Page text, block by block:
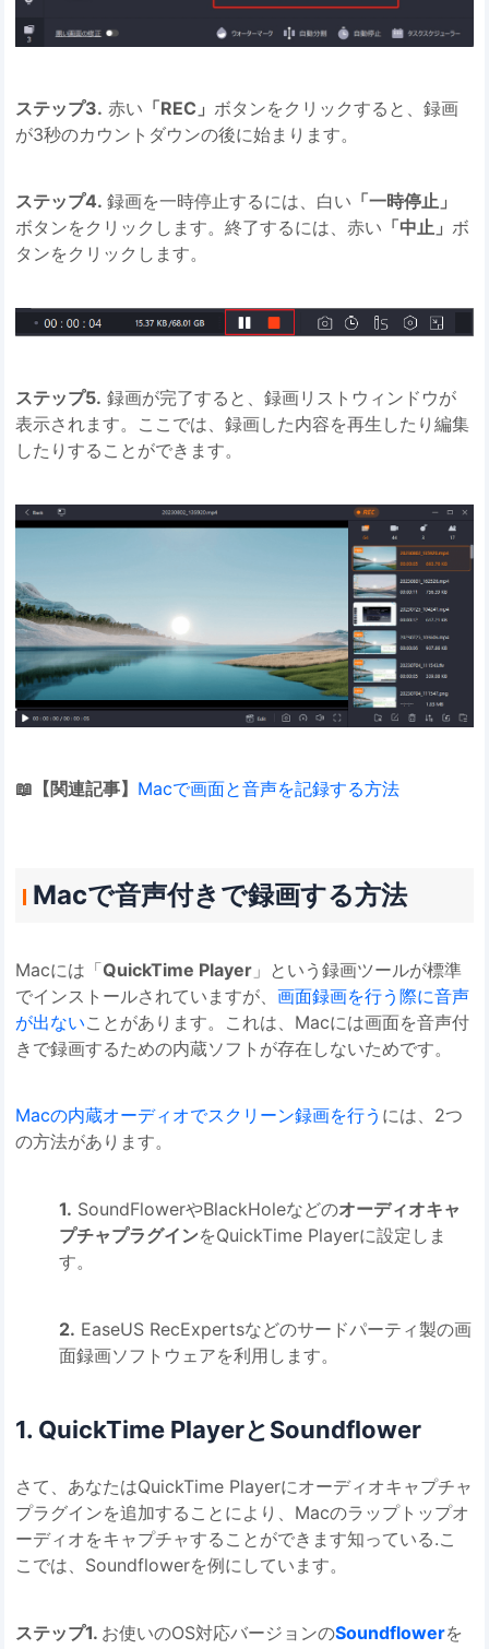
ステップ3. 赤い 「REC」 ボタンをクリックすると、録画
が3秒のカウントダウンの後に始まります。
ステップ4.録画を一時停止するには、白い 「一時停止」
ボタンをクリックします。終了するには、赤い 「中止」ボ
タンをクリックします。
ステップ5. 録画が完了すると、録画リストウィンドウが
表示されます。ここでは、録画した内容を再生したり編集
したりすることができます。
📖【関連記事】 Macで画面と音声を記録する方法
Macで音声付きで録画する方法
Macには「QuickTime Player 」という録画ツールが標準
でインストールされていますが、画面録画を行う際に音声
が出ないことがあります。これは、Macには画面を音声付
きで録画するための内蔵ソフトが存在しないためです。
Macの内蔵オーディオでスクリーン録画を行う には、2つ
の方法があります。
1. SoundFlowerやBlackHoleなどのオーディオキャ
プチャプラグインをQuickTime Playerに設定しま
す。
2. EaseUS RecExpertsなどのサードパーティ製の画
面録画ソフトウェアを利用します。
1. QuickTime PlayerとSoundflower
さて、あなたはQuickTime Playerにオーディオキャプチャ
プラグインを追加することにより、Macのラップトップオ
ーディオをキャプチャすることができます知っている.こ
こでは、Soundflowerを例にしています。
ステップ1. お使いのOS対応バージョンのSoundflowerを